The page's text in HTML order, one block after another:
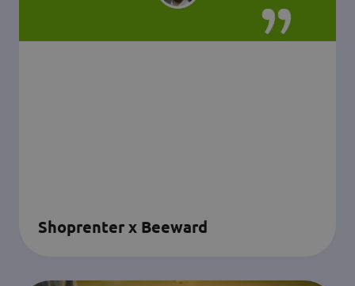
Shoprenter x Beeward